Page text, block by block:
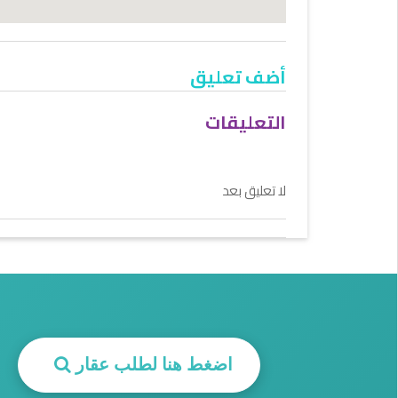
أضف تعليق
التعليقات
لا تعليق بعد
اضغط هنا لطلب عقار